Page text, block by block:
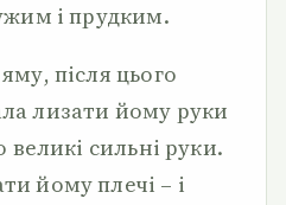
і прудким.
після цього
лизати йому руки
великі сильні руки.
йому плечі – і